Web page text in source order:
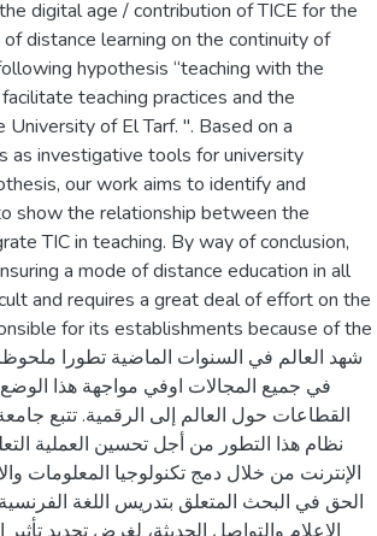
digital age / contribution of TICE for the
distance learning on the continuity of
hypothesis “teaching with the
teaching practices and the
of El Tarf. ". Based on a
as investigative tools for university
our work aims to identify and
show the relationship between the
TIC in teaching. By way of conclusion,
a mode of distance education in all
and requires a great deal of effort on the
for its establishments because of the
في جميع المجالات اوفي مواجهة هذا
القطاعات حول العالم إلى الرقمية. تتبع
نظام هذا التطور من أجل تحسين العملية
الإنترنت من خلال دمج تكنولوجيا المعلومات
الحق في البحث المتعلق بتدريس اللغة